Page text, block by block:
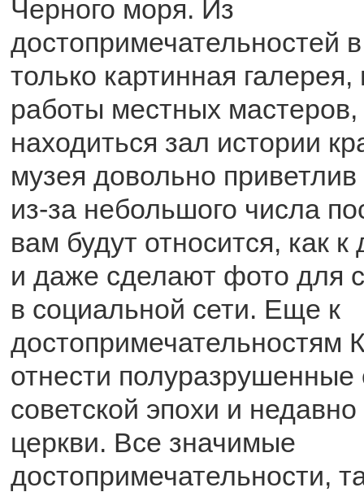
Черного моря. Из
достопримечательностей
только картинная
работы местных мастеров,
находиться зал истории
музея довольно
из-за небольшого числа
вам будут относится, как к
и даже сделают фото для
в социальной сети. Еще к
достопримечательностям
отнести полуразрушенные
советской эпохи и
церкви. Все значимые
достопримечательности,